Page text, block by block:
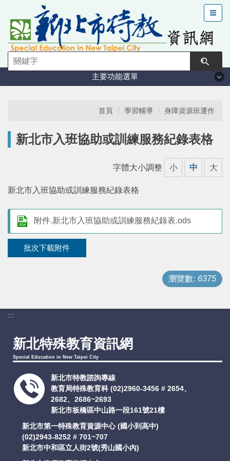
到
主
要
容
主要功能選單
特教現況
課程與教學
學習輔導
支持服務
首頁 學習輔導 身障資源班運作
新北市入班協助或訓練服務紀錄表格
字體大小調整 小 中 大
新北市入班協助或訓練服務紀錄表格
附件.新北市入班協助或訓練服務紀錄表.ods
批次下載附件
瀏覽數: 6375
:::
新北特殊教育資訊網
Special Education in New Taipei City
新北市特教諮詢專線
教育局特殊教育科 (02)2960-3456 # 2654、
2682、2686~2693
新北市板橋區中山路一段161號21樓
新北市第一特殊教育資源中心 (國小到高中)
(02)2943-8252 # 701~707
新北市中和區立人街2號(秀山國小內)